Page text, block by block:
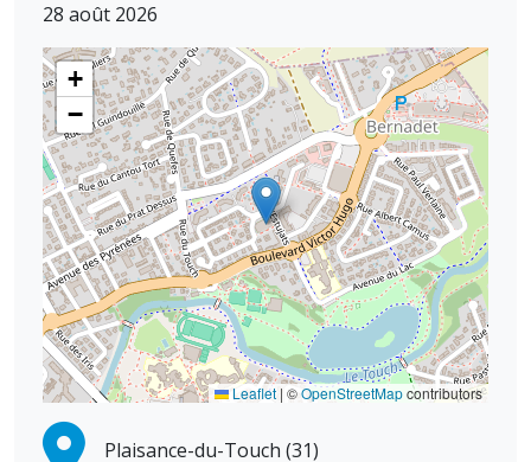
28 août 2026
+
−
Leaflet | ©OpenStreetMapcontributors
Plaisance-du-Touch (31)